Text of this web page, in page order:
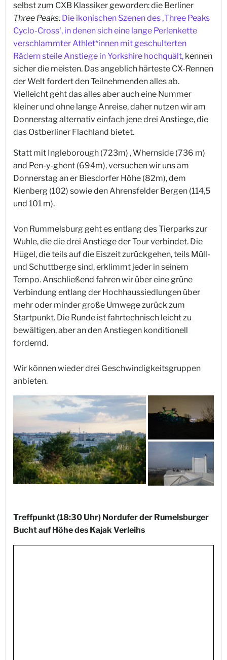
selbst zum CXB Klassiker geworden: die Berliner
Three Peaks. Die ikonischen Szenen des ‚Three Peaks
Cyclo-Cross‘, in denen sich eine lange Perlenkette
verschlammter Athlet*innen mit geschulterten
Rädern steile Anstiege in Yorkshire hochquält, kennen
sicher die meisten. Das angeblich härteste CX-Rennen
der Welt fordert den Teilnehmenden alles ab.
Vielleicht geht das alles aber auch eine Nummer
kleiner und ohne lange Anreise, daher nutzen wir am
Donnerstag alternativ einfach jene drei Anstiege, die
das Ostberliner Flachland bietet.
Statt mit Ingleborough (723m) , Whernside (736 m)
and Pen-y-ghent (694m), versuchen wir uns am
Donnerstag an er Biesdorfer Höhe (82m), dem
Kienberg (102) sowie den Ahrensfelder Bergen (114,5
und 101 m).
Von Rummelsburg geht es entlang des Tierparks zur
Wuhle, die die drei Anstiege der Tour verbindet. Die
Hügel, die teils auf die Eiszeit zurückgehen, teils Müll-
und Schuttberge sind, erklimmt jeder in seinem
Tempo. Anschließend fahren wir über eine grüne
Verbindung entlang der Hochhaussiedlungen über
mehr oder minder große Umwege zurück zum
Startpunkt. Die Runde ist fahrtechnisch leicht zu
bewältigen, aber an den Anstiegen konditionell
fordernd.
Wir können wieder drei Geschwindigkeitsgruppen
anbieten.
Treffpunkt (18:30 Uhr) Nordufer der Rumelsburger
Bucht auf Höhe des Kajak Verleihs